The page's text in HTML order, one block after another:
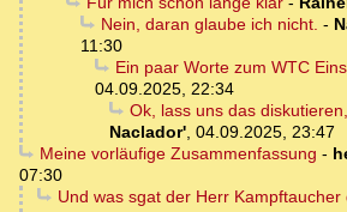
Nein, daran glaube ich nicht. -
11:30
Ein paar Worte zum WTC
04.09.2025, 22:34
Ok, lass uns das
Naclador', 04.09.2025, 23:47
Meine vorläufige Zusammenfassung -
07:30
Und was sgat der Herr